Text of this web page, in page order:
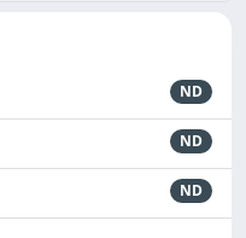
ND
ND
ND